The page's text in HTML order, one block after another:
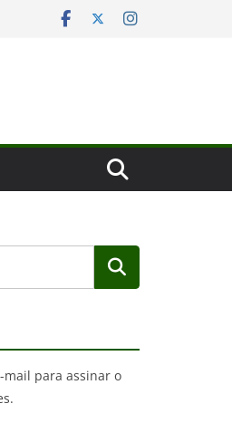
mail para assinar o